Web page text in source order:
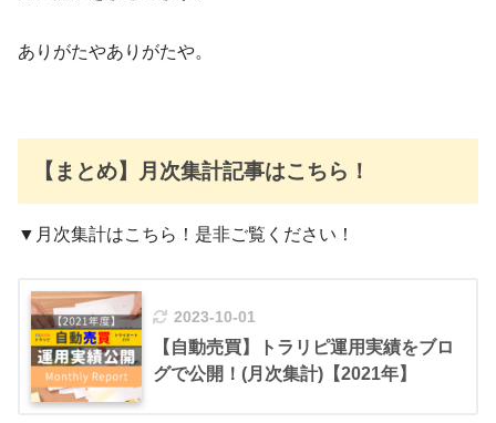
ありがたやありがたや。
【まとめ】月次集計記事はこちら！
▼月次集計はこちら！是非ご覧ください！
2023-10-01
【自動売買】トラリピ運用実績をブロ
グで公開！(月次集計)【2021年】